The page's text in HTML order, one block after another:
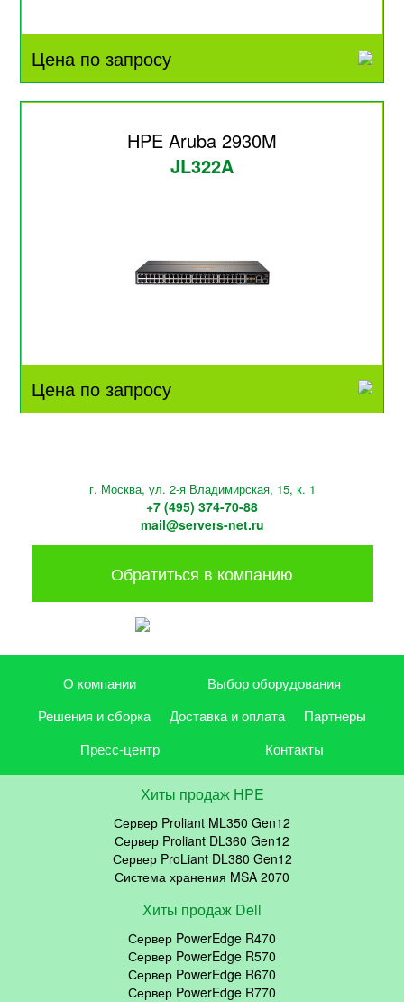
Цена по запросу
HPE Aruba 2930M
JL322A
Цена по запросу
г. Москва, ул. 2-я Владимирская, 15, к. 1
+7 (495) 374-70-88
mail@servers-net.ru
Обратиться в компанию
О компании
Выбор оборудования
Решения и сборка
Доставка и оплата
Партнеры
Пресс-центр
Контакты
Хиты продаж HPE
Сервер Proliant ML350 Gen12
Сервер Proliant DL360 Gen12
Сервер ProLiant DL380 Gen12
Система хранения MSA 2070
Хиты продаж Dell
Сервер PowerEdge R470
Сервер PowerEdge R570
Сервер PowerEdge R670
Сервер PowerEdge R770